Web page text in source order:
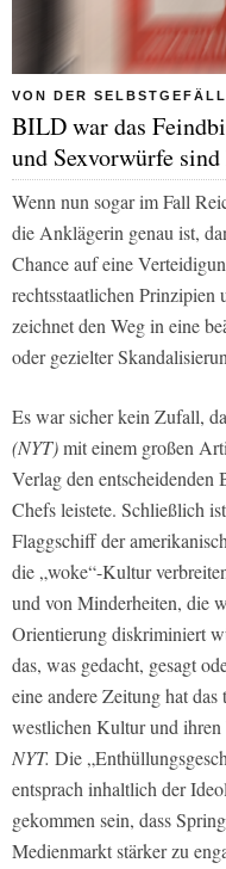
VON DER
BILD war das
und Sexvorwürfe
Wenn nun sogar im Fall
die Anklägerin genau ist,
Chance auf eine
rechtsstaatlichen Prinzipien
zeichnet den Weg in eine
oder gezielter
Es war sicher kein Zufall,
(NYT)mit einem großen
Verlag den
Chefs leistete. Schließlich
Flaggschiff der
die „woke“-Kultur
und von Minderheiten, die
Orientierung diskriminiert
das, was gedacht, gesagt
eine andere Zeitung hat
westlichen Kultur und
NYT. Die
entsprach inhaltlich der
gekommen sein, dass
Medienmarkt stärker zu